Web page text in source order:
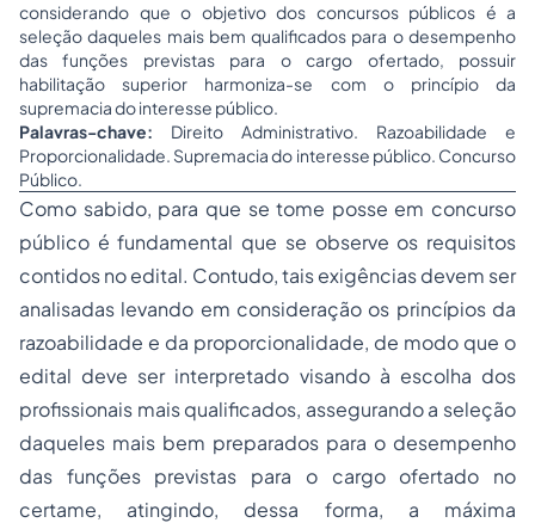
considerando que o objetivo dos concursos públicos é a
seleção daqueles mais bem qualificados para o desempenho
das funções previstas para o cargo ofertado, possuir
habilitação superior harmoniza-se com o princípio da
supremacia do interesse público.
Palavras-chave: Direito Administrativo. Razoabilidade e
Proporcionalidade. Supremacia do interesse público. Concurso
Público.
Como sabido, para que se tome posse em concurso
público é fundamental que se observe os requisitos
contidos no edital. Contudo, tais exigências devem ser
analisadas levando em consideração os princípios da
razoabilidade e da proporcionalidade, de modo que o
edital deve ser interpretado visando à escolha dos
profissionais mais qualificados, assegurando a seleção
daqueles mais bem preparados para o desempenho
das funções previstas para o cargo ofertado no
certame, atingindo, dessa forma, a máxima